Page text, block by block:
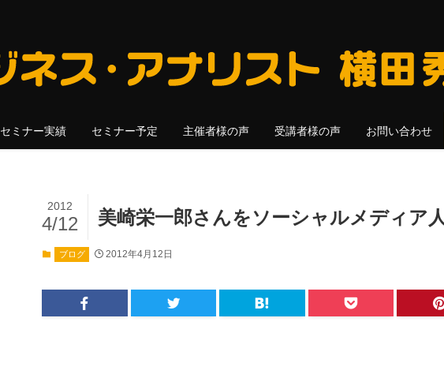
セミナー実績 セミナー予定 主催者様の声 受講者様の声 お問い合わせ
美崎栄一郎さんをソーシャルメディア
2012
4/12
ブログ 2012年4月12日